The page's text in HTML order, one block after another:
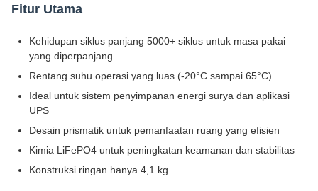
Fitur Utama
Kehidupan siklus panjang 5000+ siklus untuk masa pakai
yang diperpanjang
Rentang suhu operasi yang luas (-20°C sampai 65°C)
Ideal untuk sistem penyimpanan energi surya dan aplikasi
UPS
Desain prismatik untuk pemanfaatan ruang yang efisien
Kimia LiFePO4 untuk peningkatan keamanan dan stabilitas
Konstruksi ringan hanya 4,1 kg